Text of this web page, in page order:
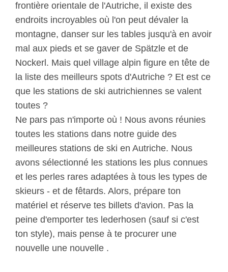
frontière orientale de l'Autriche, il existe des
endroits incroyables où l'on peut dévaler la
montagne, danser sur les tables jusqu'à en avoir
mal aux pieds et se gaver de Spätzle et de
Nockerl. Mais quel village alpin figure en tête de
la liste des meilleurs spots d'Autriche ? Et est ce
que les stations de ski autrichiennes se valent
toutes ?
Ne pars pas n'importe où ! Nous avons réunies
toutes les stations dans notre guide des
meilleures stations de ski en Autriche. Nous
avons sélectionné les stations les plus connues
et les perles rares adaptées à tous les types de
skieurs - et de fêtards. Alors, prépare ton
matériel et réserve tes billets d'avion. Pas la
peine d'emporter tes lederhosen (sauf si c'est
ton style), mais pense à te procurer une
nouvelle une nouvelle .